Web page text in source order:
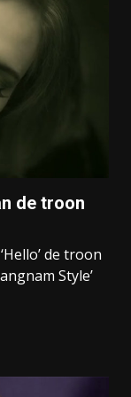
de troon
de troon
Style’